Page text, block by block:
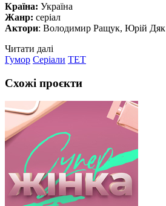
Країна: Україна
Жанр: серіал
Актори: Володимир Ращук, Юрій Дяк
Читати далі
Гумор Серіали ТЕТ
Схожі проєкти